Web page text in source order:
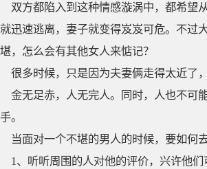
双方都陷入到这种情感漩涡中，都希望
就迅速逃离，妻子就变得岌岌可危。不过
堪，怎么会有其他女人来惦记？
很多时候，只是因为夫妻俩走得太近了
金无足赤，人无完人。同时，人也不可
手。
当面对一个不堪的男人的时候，要如何
1、听听周围的人对他的评价，兴许他